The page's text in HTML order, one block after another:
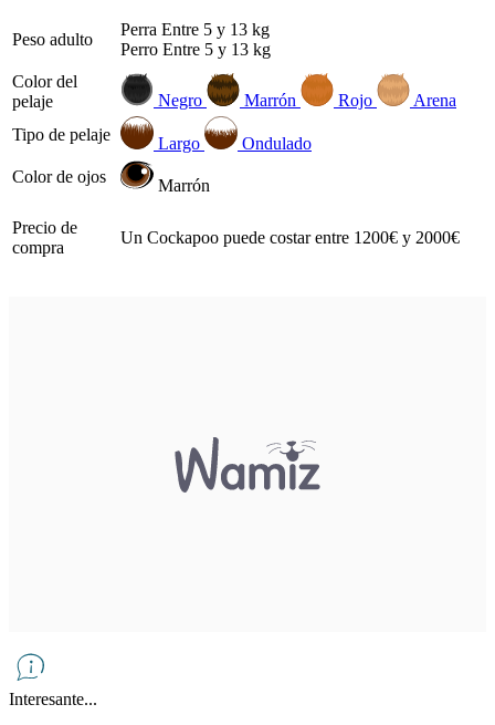
Peso adulto
Perra Entre 5 y 13 kg
Perro Entre 5 y 13 kg
Color del
pelaje
Negro Marrón Rojo
Arena
Tipo de pelaje
Largo
Ondulado
Color de ojos
Marrón
Precio de
compra
Un Cockapoo puede costar entre 1200€ y 2000€
Interesante...